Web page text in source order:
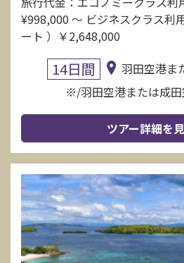
¥998,000 〜 ビジネスクラス利
ート ）￥2,648,000
14日間
羽田空港ま
※/羽田空港または成
ツアー詳細を